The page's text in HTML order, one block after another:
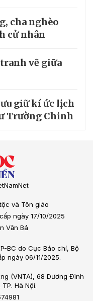
cha nghèo
cử nhân
vẽ giữa
giữ kí ức lịch
Trường Chinh
và Tôn giáo
ngày 17/10/2025
Văn Bá
BC do Cục Báo chí, Bộ
ngày 06/11/2025.
(VNTA), 68 Dương Đình
Hà Nội.